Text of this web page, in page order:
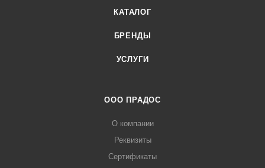
КАТАЛОГ
БРЕНДЫ
УСЛУГИ
ООО ПРАДОС
О компании
Реквизиты
Сертификаты